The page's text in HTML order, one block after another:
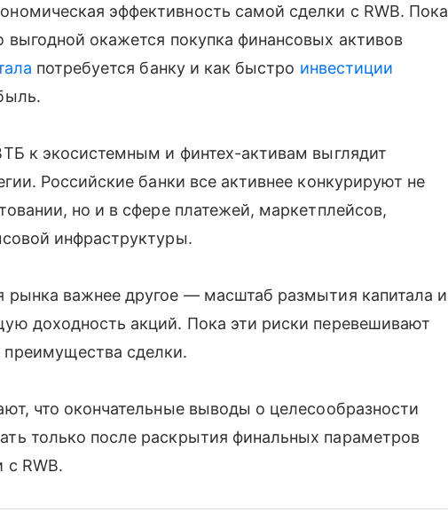
эффективность самой сделки с RWB. Пока
выгодной окажется покупка финансовых активов
потребуется банку и как быстро инвестиции
к экосистемным и финтех-активам выглядит
Российские банки все активнее конкурируют не
но и в сфере платежей, маркетплейсов,
инфраструктуры.
важнее другое — масштаб размытия капитала и
доходность акций. Пока эти риски перевешивают
сделки.
что окончательные выводы о целесообразности
только после раскрытия финальных параметров
с RWB.